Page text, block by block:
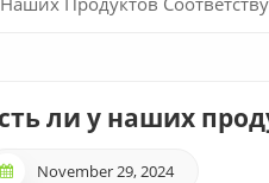
ли у наших
November 29, 2024